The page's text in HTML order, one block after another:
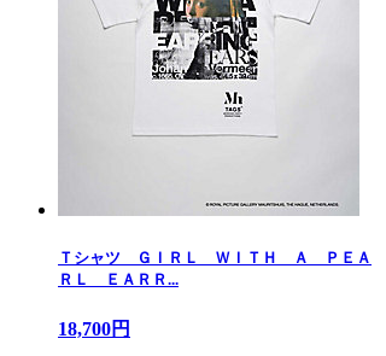
Ｔシャツ ＧＩＲＬ ＷＩＴＨ Ａ ＰＥＡ
ＲＬ ＥＡＲＲ...
18,700円